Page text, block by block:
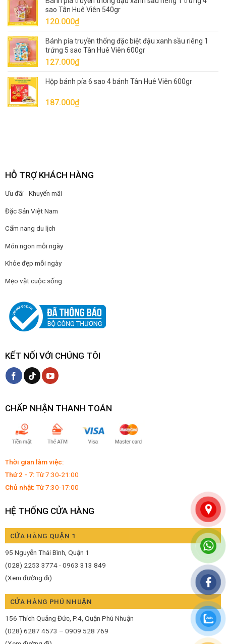
sao Tân Huê Viên 540gr
120.000₫
Bánh pía truyền thống đặc biệt đậu xanh sầu riêng 1
trứng 5 sao Tân Huê Viên 600gr
127.000₫
Hộp bánh pía 6 sao 4 bánh Tân Huê Viên 600gr
187.000₫
HỖ TRỢ KHÁCH HÀNG
Ưu đãi - Khuyến mãi
Đặc Sản Việt Nam
Cẩm nang du lịch
Món ngon mỗi ngày
Khỏe đẹp mỗi ngày
Mẹo vặt cuộc sống
KẾT NỐI VỚI CHÚNG TÔI
CHẤP NHẬN THANH TOÁN
Thời gian làm việc:
Thứ 2 - 7:Từ 7:30-21:00
Chủ nhật:Từ 7:30-17:00
HỆ THỐNG CỬA HÀNG
CỬA HÀNG QUẬN 1
95 Nguyễn Thái Bình, Quận 1
(028) 2253 3774 - 0963 313 849
(Xem đường đi)
CỬA HÀNG PHÚ NHUẬN
156 Thích Quảng Đức, P.4, Quận Phú Nhuận
(028) 6287 4573 – 0909 528 769